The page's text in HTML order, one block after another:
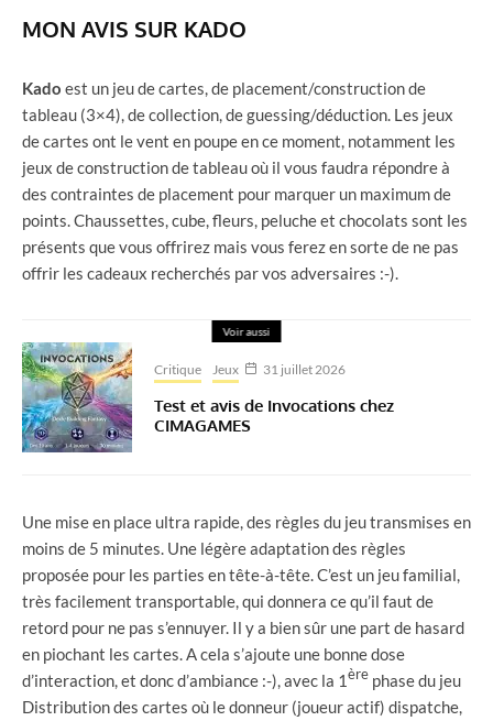
MON AVIS SUR KADO
Kado est un jeu de cartes, de placement/construction de
tableau (3×4), de collection, de guessing/déduction. Les jeux
de cartes ont le vent en poupe en ce moment, notamment les
jeux de construction de tableau où il vous faudra répondre à
des contraintes de placement pour marquer un maximum de
points. Chaussettes, cube, fleurs, peluche et chocolats sont les
présents que vous offrirez mais vous ferez en sorte de ne pas
offrir les cadeaux recherchés par vos adversaires :-).
Voir aussi
Critique Jeux 31 juillet 2026
Test et avis de Invocations chez
CIMAGAMES
Une mise en place ultra rapide, des règles du jeu transmises en
moins de 5 minutes. Une légère adaptation des règles
proposée pour les parties en tête-à-tête. C’est un jeu familial,
très facilement transportable, qui donnera ce qu’il faut de
retord pour ne pas s’ennuyer. Il y a bien sûr une part de hasard
en piochant les cartes. A cela s’ajoute une bonne dose
d’interaction, et donc d’ambiance :-), avec la 1 ère phase du jeu
Distribution des cartes où le donneur (joueur actif) dispatche,